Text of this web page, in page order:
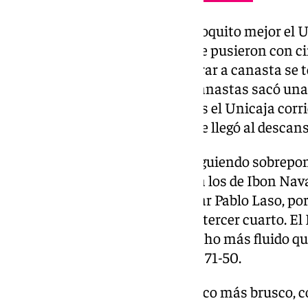
En el segundo cuarto salió un poquito mejor el
encadenó varias canastas que le pusieron con
Unicaja cuando buscaba penetrar a canasta
y aunque pudo hacer algunas canastas sacó
tiradores. A falta de dos minutos el Unicaja
arriba. No varió la diferencia y se llegó al
Los malagueños estaban consiguiendo
que le costaba hincar el diente a los de Ibon
estaba ‘on fire’ y lo tuvo que parar Pablo Laso,
puntos superado el ecuador del tercer cuarto.
Unicaja que se encontraba mucho más fluido
terminaba el tercer período con 71-50.
El último cuarto se volvió un poco más brusco,